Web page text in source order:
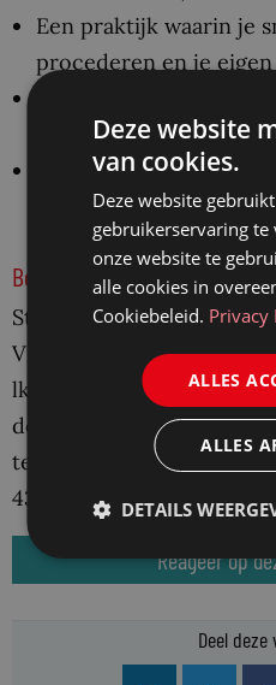
Een praktijk waarin je
procederen en je
reiskostenvergoeding
Goede begeleiding
hiërarchisch sociaal
Ben je geïnteresseerd?
Stuur dan jouw
Vitae naar Linda Kailola
lk@assumdelft.nl. Mocht
de inhoud van de functie
telefonisch contact op
432 19 57.We vertellen je
Reageer op
Deel
Deze website
van cookies.
Deze website
gebruikerservaring
onze website te
alle cookies in
Cookiebeleid. Privacy
ALLES
ALLES
DETAILS